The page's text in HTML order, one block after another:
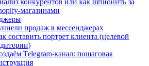
конкурентов или как шпионить за
магазинами
продаж в мессенджерах
составить портрет клиента (целевой
Telegram-канал: пошаговая